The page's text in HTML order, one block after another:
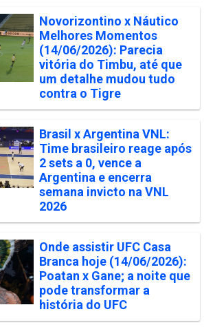
Novorizontino x Náutico
Melhores Momentos
(14/06/2026): Parecia
vitória do Timbu, até que
um detalhe mudou tudo
contra o Tigre
Brasil x Argentina VNL:
Time brasileiro reage após
2 sets a 0, vence a
Argentina e encerra
semana invicto na VNL
2026
Onde assistir UFC Casa
Branca hoje (14/06/2026):
Poatan x Gane; a noite que
pode transformar a
história do UFC